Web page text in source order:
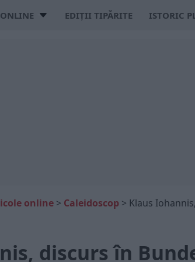
EDIȚII TIPĂRITE ISTORIC
online > Caleidoscop > Klaus
discurs în